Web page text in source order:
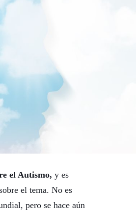
el Autismo, y es
el tema. No es
pero se hace aún